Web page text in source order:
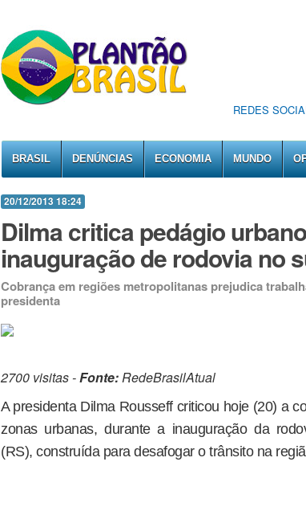
REDES
BRASIL DENÚNCIAS ECONOMIA MUNDO
20/12/2013 18:24
Dilma critica pedágio
inauguração de rodovia no
Cobrança em regiões metropolitanas prejudica
presidenta
2700 visitas -Fonte:RedeBrasilAtual
A presidenta Dilma Rousseff criticou hoje (20) a
zonas urbanas, durante a inauguração da
(RS), construída para desafogar o trânsito na